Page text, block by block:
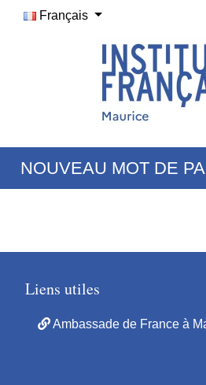
Français
NOUVEAU MOT DE
Liens utiles
Ambassade de France à